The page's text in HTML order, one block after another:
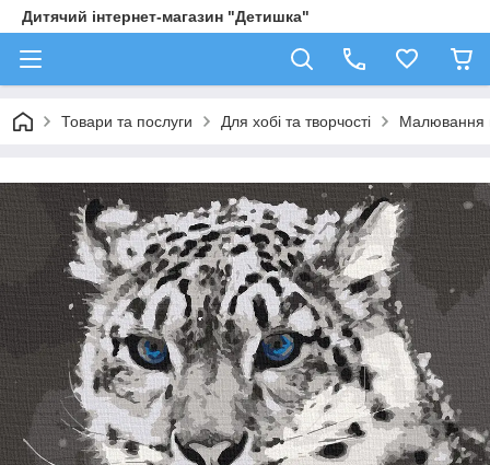
Дитячий інтернет-магазин "Детишка"
Товари та послуги Для хобі та творчості Малювання